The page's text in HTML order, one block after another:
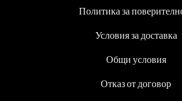
Политика за
Условия за доставка
Общи условия
Отказ от договор